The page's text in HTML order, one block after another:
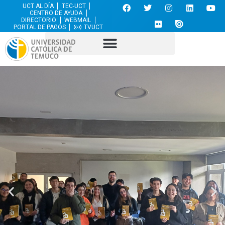
UCT AL DÍA
TEC-UCT
CENTRO DE AYUDA
DIRECTORIO
WEBMAIL
PORTAL DE PAGOS
TVUCT